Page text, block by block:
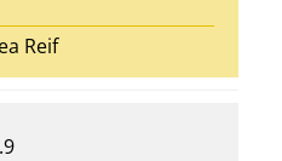
Reif